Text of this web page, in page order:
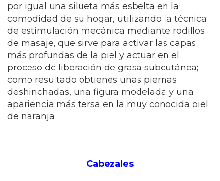
por igual una silueta más esbelta en la
comodidad de su hogar, utilizando la técnica
de estimulación mecánica mediante rodillos
de masaje, que sirve para activar las capas
más profundas de la piel y actuar en el
proceso de liberación de grasa subcutánea;
como resultado obtienes unas piernas
deshinchadas, una figura modelada y una
apariencia más tersa en la muy conocida piel
de naranja.
Cabezales